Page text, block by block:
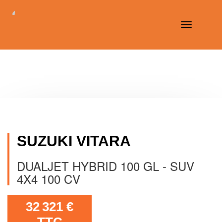
Toggle
SUZUKI VITARA
DUALJET HYBRID 100 GL - SUV
4X4 100 CV
32 321 €